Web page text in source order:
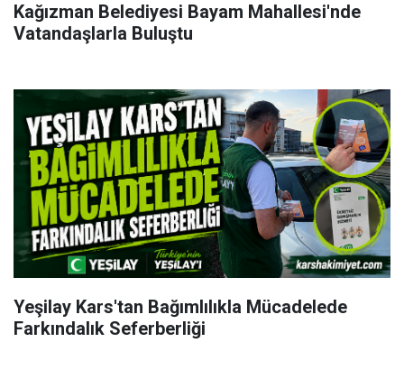
Kağızman Belediyesi Bayam Mahallesi'nde
Vatandaşlarla Buluştu
Yeşilay Kars'tan Bağımlılıkla Mücadelede
Farkındalık Seferberliği